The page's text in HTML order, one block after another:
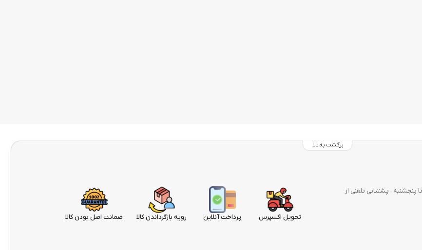
برگشت به بالا
از شنبه تا پنجشنبه ، پشتبانی تلفنی از
تحویل اکسپرس پرداخت آنلاین رویه بازگرداندن کالا ضمانت اصل بودن کالا